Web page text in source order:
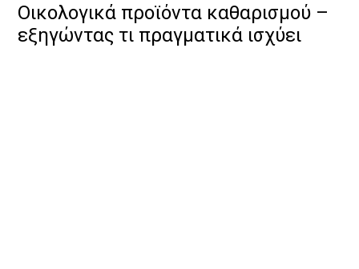
Οικολογικά προϊόντα καθαρισμού –
εξηγώντας τι πραγματικά ισχύει